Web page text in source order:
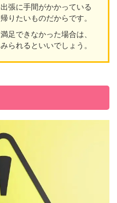
張に手間がかかっている
りたいものだからです。
足できなかった場合は、
られるといいでしょう。